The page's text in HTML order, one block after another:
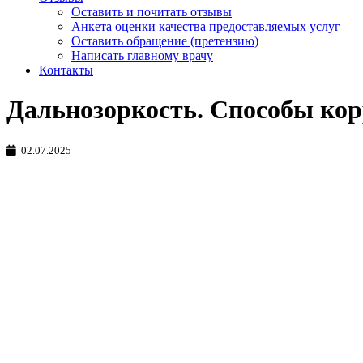
Оставить и почитать отзывы
Анкета оценки качества предоставляемых услуг
Оставить обращение (претензию)
Написать главному врачу
Контакты
Дальнозоркость. Способы
02.07.2025